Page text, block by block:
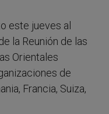
este jueves al
la Reunión de las
Orientales
de
Francia, Suiza,